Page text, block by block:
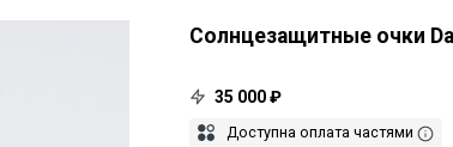
Солнцезащитные очки
35 000 ₽
Доступна оплата частями